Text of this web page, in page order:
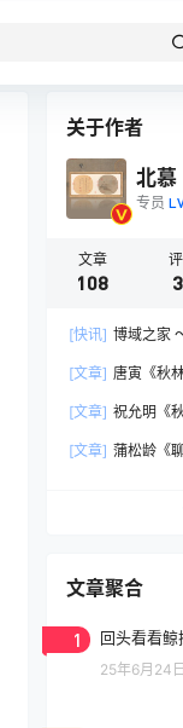
关于作者
北慕
专员
文章
108
[快讯] 博域之家
[文章] 唐寅《秋
[文章] 祝允明《
[文章] 蒲松龄《
文章聚合
1 回头看看
25年6月24日